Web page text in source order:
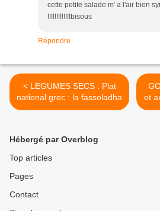
cette petite salade m' a l'air bien
!!!!!!!!!!!!!bisous
Répondre
< LEGUMES SECS : Plat
national grec : la fassoladha
et
Hébergé par Overblog
Top articles
Pages
Contact